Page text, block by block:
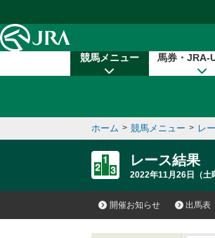
競馬メニュー 馬券・JRA-
ホーム > 競馬メニュー > レ
レース結果
2022年11月26日（土
開催お知らせ 出馬表